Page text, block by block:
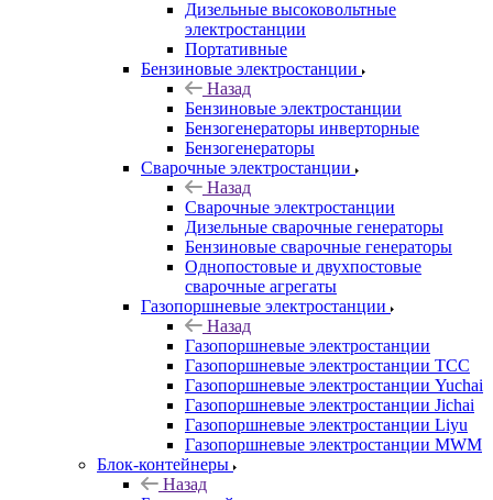
Дизельные высоковольтные
электростанции
Портативные
Бензиновые электростанции
Назад
Бензиновые электростанции
Бензогенераторы инверторные
Бензогенераторы
Сварочные электростанции
Назад
Сварочные электростанции
Дизельные сварочные генераторы
Бензиновые сварочные генераторы
Однопостовые и двухпостовые
сварочные агрегаты
Газопоршневые электростанции
Назад
Газопоршневые электростанции
Газопоршневые электростанции ТСС
Газопоршневые электростанции Yuchai
Газопоршневые электростанции Jichai
Газопоршневые электростанции Liyu
Газопоршневые электростанции MWM
Блок-контейнеры
Назад